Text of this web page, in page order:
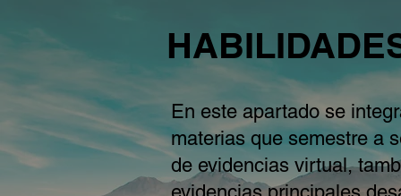
En este apartado se
materias que semestre a
de evidencias virtual,